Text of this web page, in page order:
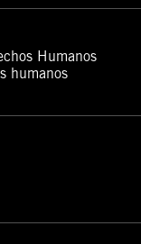
Humanos
humanos